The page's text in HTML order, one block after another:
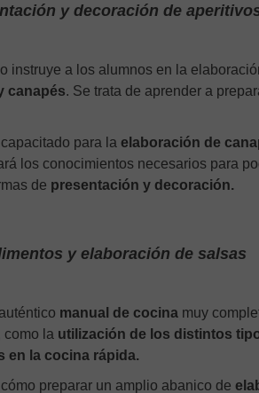
y decoración de
instruye a los alumnos en la
canapés. Se trata de aprender a
para la elaboración de
los conocimientos necesarios para
de presentación y decoración.
y elaboración de salsas
manual de cocina muy
como la utilización de los distintos
en la cocina rápida.
preparar un amplio abanico de